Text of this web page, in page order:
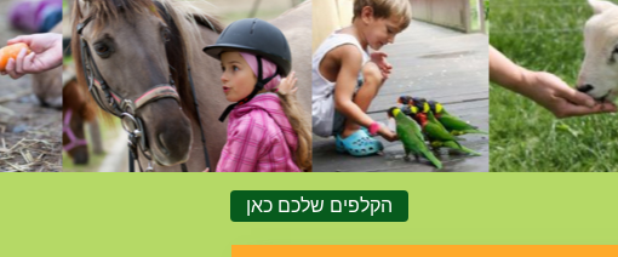
הקלפים שלכם כאן